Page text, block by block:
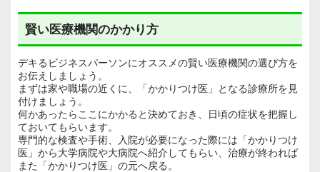
賢い医療機関のかかり方
デキるビジネスパーソンにオススメの賢い医療機関の選び方を
お伝えしましょう。
まずは家や職場の近くに、「かかりつけ医」となる診療所を見
付けましょう。
何かあったらここにかかると決めておき、日頃の症状を把握し
ておいてもらいます。
専門的な検査や手術、入院が必要になった際には「かかりつけ
医」から大学病院や大病院へ紹介してもらい、治療が終われば
また「かかりつけ医」の元へ戻る。